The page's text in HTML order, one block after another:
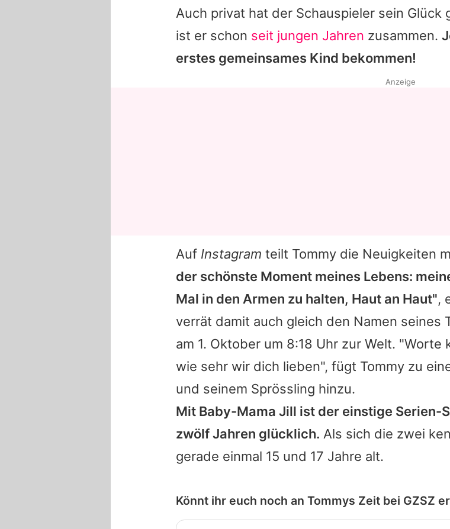
Auch privat hat der Schauspieler sein Glück
ist er schon seit jungen Jahren zusammen.
erstes gemeinsames Kind bekommen!
Auf Instagram teilt Tommy die Neuigkeiten
der schönste Moment meines Lebens:
Mal in den Armen zu halten, Haut an Haut",
verrät damit auch gleich den Namen seines
am 1. Oktober um 8:18 Uhr zur Welt.
wie sehr wir dich lieben", fügt Tommy zu
und seinem Sprössling hinzu.
Mit Baby-Mama Jill ist der einstige Serien-
zwölf Jahren glücklich. Als sich die zwei
gerade einmal 15 und 17 Jahre alt.
Anzeige
Könnt ihr euch noch an Tommys Zeit bei GZSZ